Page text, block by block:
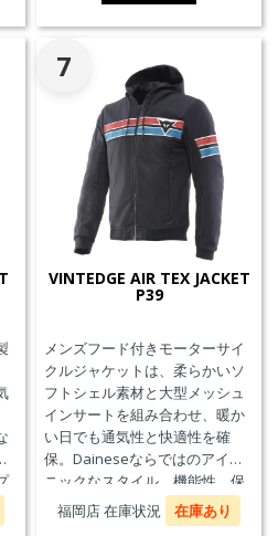
7
VINTEDGE AIR TEX JACKET
P39
メンズフード付きモーターサイ
クルジャケットは、柔らかいソ
フトシェル素材と大型メッシュ
インサートを組み合わせ、暖か
い日でも通気性と快適性を確
保。Daineseならではのアイコ
ニックなスタイル、機能性、保
護性能を兼ね備え、郊外でのツ
ーリングや都市での通勤に最適
福岡店 在庫状況 在庫あり